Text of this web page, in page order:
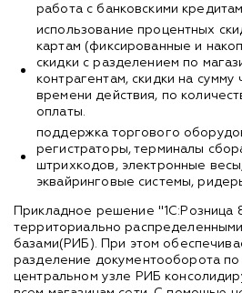
работа с банковскими
использование процентных
картам (фиксированные и
скидки с разделением по
контрагентам, скидки на сумму
времени действия, по
оплаты.
поддержка торгового
регистраторы, терминалы
штрихкодов, электронные
эквайринговые системы,
Прикладное решение "1С:Розница
территориально
базами(РИБ). При этом
разделение документооборота по
центральном узле РИБ